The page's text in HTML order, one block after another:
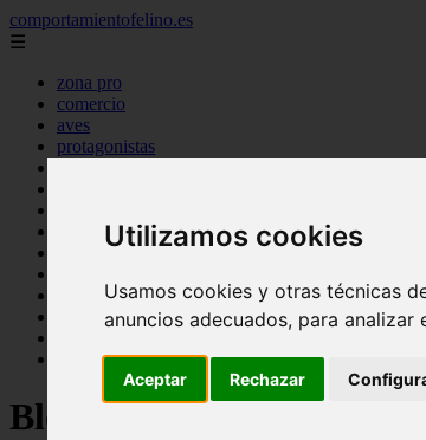
Utilizamos cookies
Usamos cookies y otras técnicas
anuncios adecuados, para
Aceptar Rechazar
comportamientofelino.es
☰
zona pro
comercio
aves
protagonistas
articulos
canal tv
novedades
tablon de anuncios
zona pro
Blog sobre gatos